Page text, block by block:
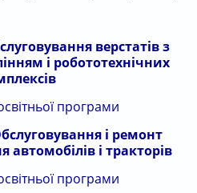
верстатів з
і робототехнічних
програми
і ремонт
автомобілів і тракторів
світньої програми